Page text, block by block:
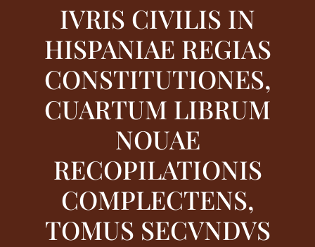
IVRIS CIVILIS IN
HISPANIAE REGIAS
CONSTITUTIONES,
CUARTUM LIBRUM
NOUAE
RECOPILATIONIS
COMPLECTENS,
TOMUS SECVNDVS